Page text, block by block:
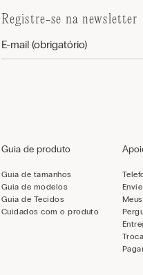
Registre-se na newsletter
Guia de produto
Guia de tamanhos
Guia de modelos
Guia de Tecidos
Cuidados com o produto